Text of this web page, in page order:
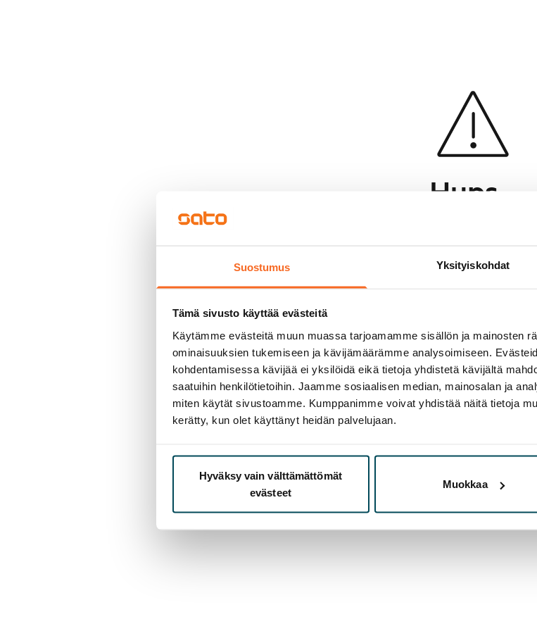
Suostumus Yksityiskohdat
Tämä sivusto käyttää evästeitä
Käytämme evästeitä muun muassa tarjoamamme sisällön ja mainosten
ominaisuuksien tukemiseen ja kävijämäärämme analysoimiseen.
kohdentamisessa kävijää ei yksilöidä eikä tietoja yhdistetä kävijältä
saatuihin henkilötietoihin. Jaamme sosiaalisen median, mainosalan ja
miten käytät sivustoamme. Kumppanimme voivat yhdistää näitä tietoja
kerätty, kun olet käyttänyt heidän palvelujaan.
Hyväksy vain välttämättömät
evästeet
Muokkaa
Hups...